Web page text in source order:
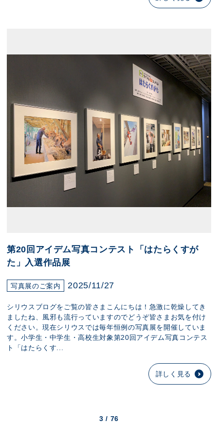
第20回アイデム写真コンテスト「はたらくすが
た」入選作品展
写真展のご案内 2025/11/27
シリウスブログをご覧の皆さまこんにちは！急激に乾燥してき
ましたね、風邪も流行っていますのでどうぞ皆さまお気を付け
ください。現在シリウスでは毎年恒例の写真展を開催していま
す。小学生・中学生・高校生対象第20回アイデム写真コンテス
ト「はたらくす...
詳しく見る
3 / 76